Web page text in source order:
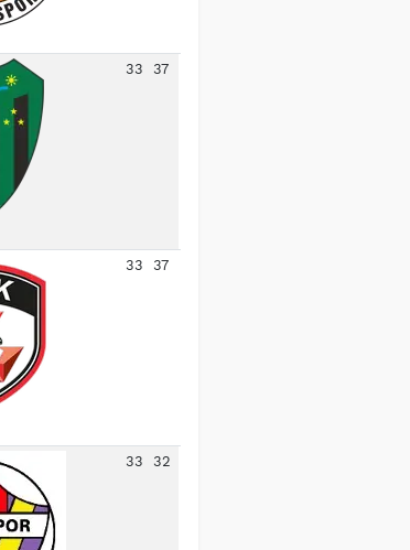
33 37
33 37
33 32